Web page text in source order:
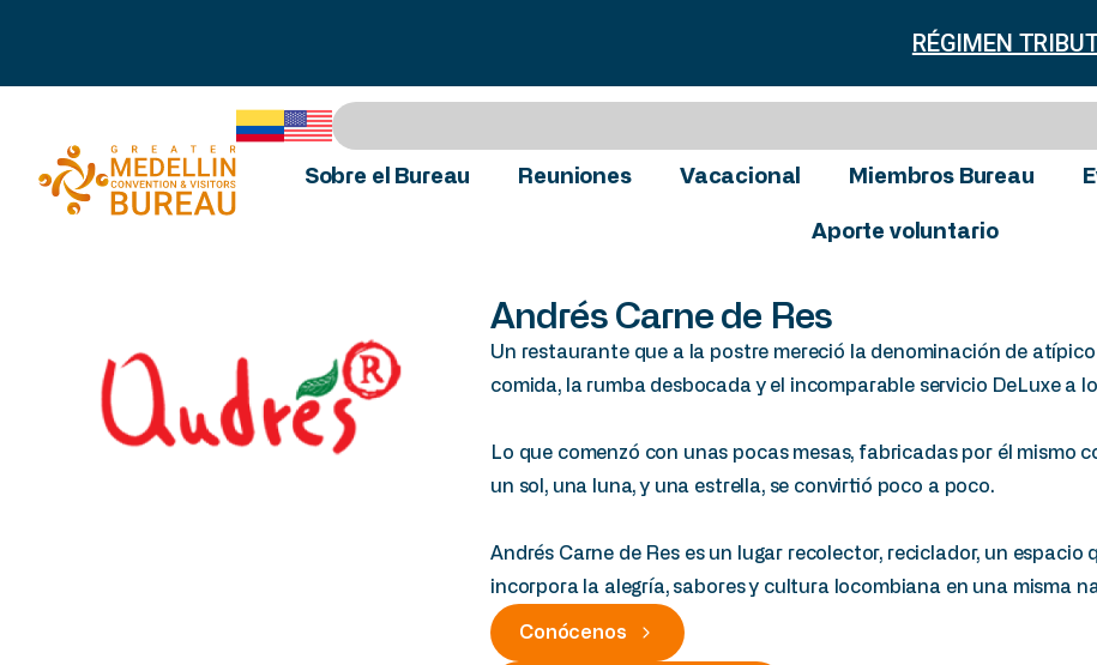
RÉGIMEN
Sobre el Bureau Reuniones Vacacional Miembros Bureau
Aporte voluntario
Andrés Carne de Res
Un restaurante que a la postre mereció la denominación de
comida, la rumba desbocada y el incomparable servicio DeLuxe a
Lo que comenzó con unas pocas mesas, fabricadas por él mismo
un sol, una luna, y una estrella, se convirtió poco a poco.
Andrés Carne de Res es un lugar recolector, reciclador, un
incorpora la alegría, sabores y cultura locombiana en una misma
Conócenos